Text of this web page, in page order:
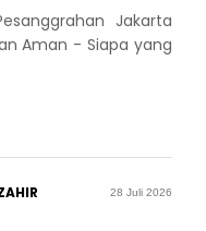
Jakarta
Aman - Siapa yang
28 Juli 2026